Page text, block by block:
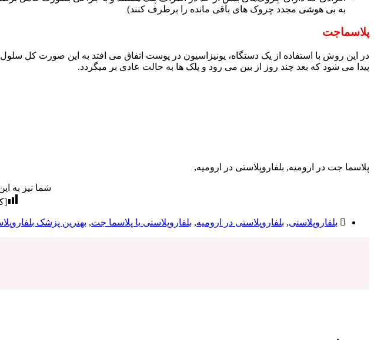
به بی هوشی مجدد چروک های باقی مانده را برطرف کنند)
پلاسماجت
در این روش با استفاده از یک دستگاه، یونیزاسیون در پوست اتفاق می افتد به این صورت کل
پیدا می شود که بعد چند روز از بین می رود و پلک ها به حالت عادی بر میگردد.
پلاسما جت در ارومیه, بلفاروپلاستی در ارومیه,
شما نیز به
بلفاروپلاستی, بلفاروپلاستی در ارومیه, بلفاروپلاستی یا پلاسما جت, بهترین پزشک